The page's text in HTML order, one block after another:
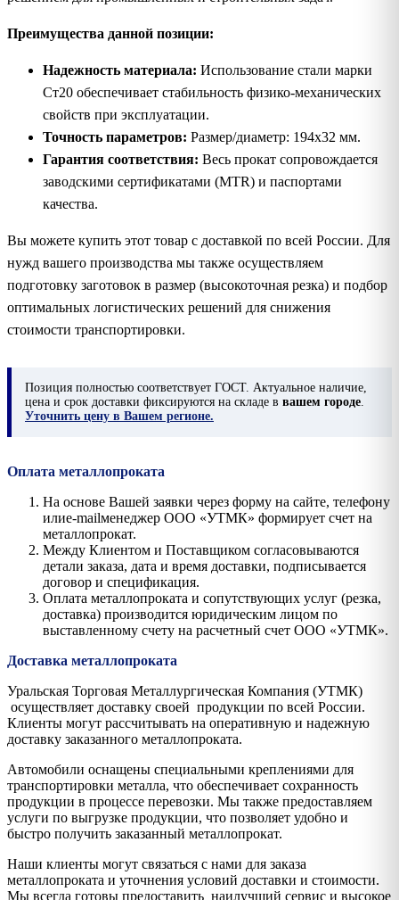
Преимущества данной позиции:
Надежность материала: Использование стали марки
Ст20 обеспечивает стабильность физико-механических
свойств при эксплуатации.
Точность параметров: Размер/диаметр: 194х32 мм.
Гарантия соответствия: Весь прокат сопровождается
заводскими сертификатами (MTR) и паспортами
качества.
Вы можете купить этот товар с доставкой по всей России. Для
нужд вашего производства мы также осуществляем
подготовку заготовок в размер (высокоточная резка) и подбор
оптимальных логистических решений для снижения
стоимости транспортировки.
Позиция полностью соответствует ГОСТ. Актуальное наличие,
цена и срок доставки фиксируются на складе в вашем городе
Уточнить цену в Вашем регионе.
Оплата металлопроката
На основе Вашей заявки через форму на сайте, телефону
илиe-mailменеджер ООО «УТМК» формирует счет на
металлопрокат.
Между Клиентом и Поставщиком согласовываются
детали заказа, дата и время доставки, подписывается
договор и спецификация.
Оплата металлопроката и сопутствующих услуг (резка,
доставка) производится юридическим лицом по
выставленному счету на расчетный счет ООО «УТМК».
Доставка металлопроката
Уральская Торговая Металлургическая Компания (УТМК)
осуществляет доставку своей продукции по всей России.
Клиенты могут рассчитывать на оперативную и надежную
доставку заказанного металлопроката.
Автомобили оснащены специальными креплениями для
транспортировки металла, что обеспечивает сохранность
продукции в процессе перевозки. Мы также предоставляем
услуги по выгрузке продукции, что позволяет удобно и
быстро получить заказанный металлопрокат.
Наши клиенты могут связаться с нами для заказа
металлопроката и уточнения условий доставки и стоимости.
Мы всегда готовы предоставить наилучший сервис и высокое